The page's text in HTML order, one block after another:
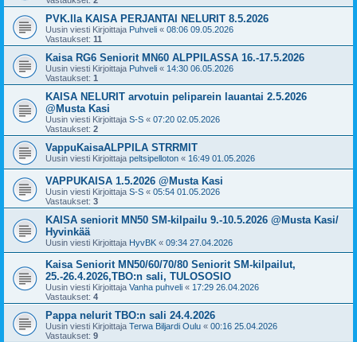
PVK.lla KAISA PERJANTAI NELURIT 8.5.2026
Uusin viesti Kirjoittaja Puhveli « 08:06 09.05.2026
Vastaukset: 11
Kaisa RG6 Seniorit MN60 ALPPILASSA 16.-17.5.2026
Uusin viesti Kirjoittaja Puhveli « 14:30 06.05.2026
Vastaukset: 1
KAISA NELURIT arvotuin peliparein lauantai 2.5.2026
@Musta Kasi
Uusin viesti Kirjoittaja S-S « 07:20 02.05.2026
Vastaukset: 2
VappuKaisaALPPILA STRRMIT
Uusin viesti Kirjoittaja peltsipelloton « 16:49 01.05.2026
VAPPUKAISA 1.5.2026 @Musta Kasi
Uusin viesti Kirjoittaja S-S « 05:54 01.05.2026
Vastaukset: 3
KAISA seniorit MN50 SM-kilpailu 9.-10.5.2026 @Musta Kasi/
Hyvinkää
Uusin viesti Kirjoittaja HyvBK « 09:34 27.04.2026
Kaisa Seniorit MN50/60/70/80 Seniorit SM-kilpailut,
25.-26.4.2026,TBO:n sali, TULOSOSIO
Uusin viesti Kirjoittaja Vanha puhveli « 17:29 26.04.2026
Vastaukset: 4
Pappa nelurit TBO:n sali 24.4.2026
Uusin viesti Kirjoittaja Terwa Biljardi Oulu « 00:16 25.04.2026
Vastaukset: 9